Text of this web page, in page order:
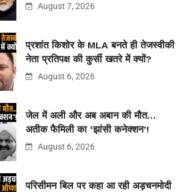
August 7, 2026
प्रशांत किशोर के MLA बनते ही तेजस्वीकी
नेता प्रतिपक्ष की कुर्सी खतरे में क्यों?
August 6, 2026
जेल में अली और अब अबान की मौत…
अतीक फैमिली का ‘झांसी कनेक्शन’!
August 6, 2026
परिसीमन बिल पर कहा आ रही अड़चनमोदी